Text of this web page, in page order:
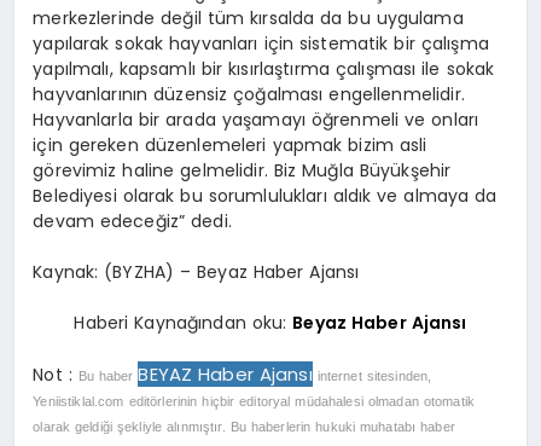
merkezlerinde değil tüm kırsalda da bu uygulama
yapılarak sokak hayvanları için sistematik bir çalışma
yapılmalı, kapsamlı bir kısırlaştırma çalışması ile sokak
hayvanlarının düzensiz çoğalması engellenmelidir.
Hayvanlarla bir arada yaşamayı öğrenmeli ve onları
için gereken düzenlemeleri yapmak bizim asli
görevimiz haline gelmelidir. Biz Muğla Büyükşehir
Belediyesi olarak bu sorumlulukları aldık ve almaya da
devam edeceğiz” dedi.
Kaynak: (BYZHA) – Beyaz Haber Ajansı
Haberi Kaynağından oku: Beyaz Haber Ajansı
Not : Bu haber BEYAZ Haber Ajansı internet sitesinden,
Yeniistiklal.com editörlerinin hiçbir editoryal müdahalesi olmadan otomatik
olarak geldiği şekliyle alınmıştır. Bu haberlerin hukuki muhatabı haber